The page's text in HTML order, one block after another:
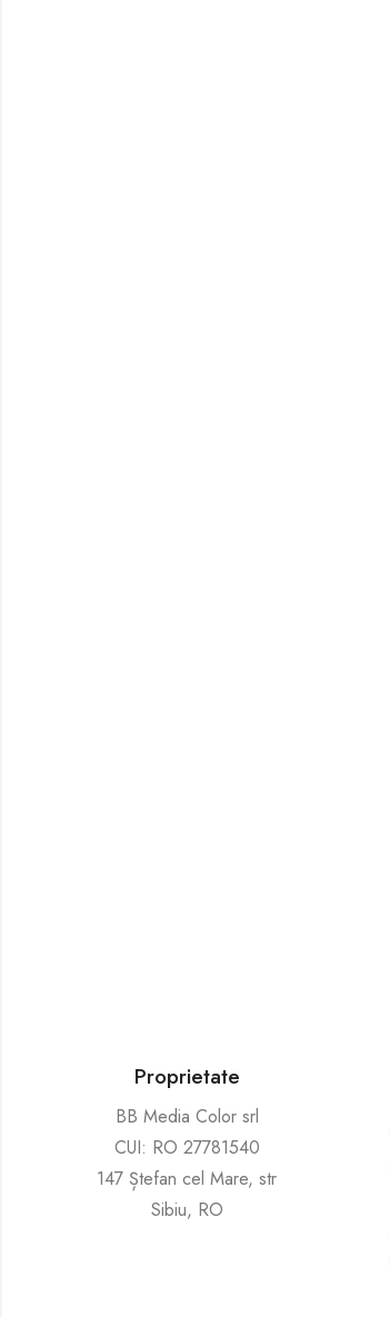
Proprietate
BB Media Color srl
CUI: RO 27781540
147 Ștefan cel Mare, str
Sibiu, RO